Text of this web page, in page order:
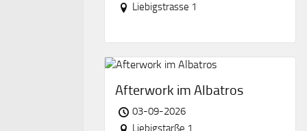
Liebigstrasse 1
Afterwork im Albatros
03-09-2026
Liebigstarße 1